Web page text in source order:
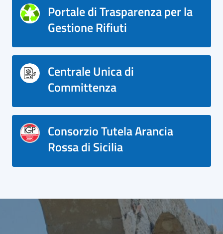
Portale di Trasparenza per la
Gestione Rifiuti
Centrale Unica di
Committenza
Consorzio Tutela Arancia
Rossa di Sicilia